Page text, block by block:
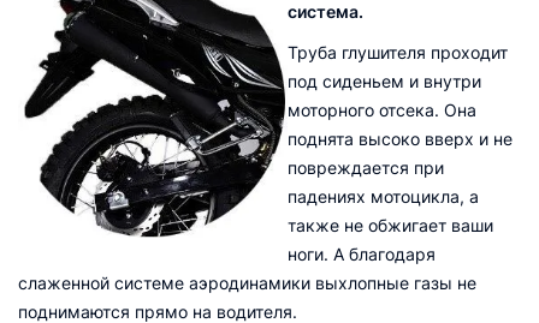
система.
Труба глушителя проходит
под сиденьем и внутри
моторного отсека. Она
поднята высоко вверх и не
повреждается при
падениях мотоцикла, а
также не обжигает ваши
ноги. А благодаря
слаженной системе аэродинамики выхлопные газы не
поднимаются прямо на водителя.